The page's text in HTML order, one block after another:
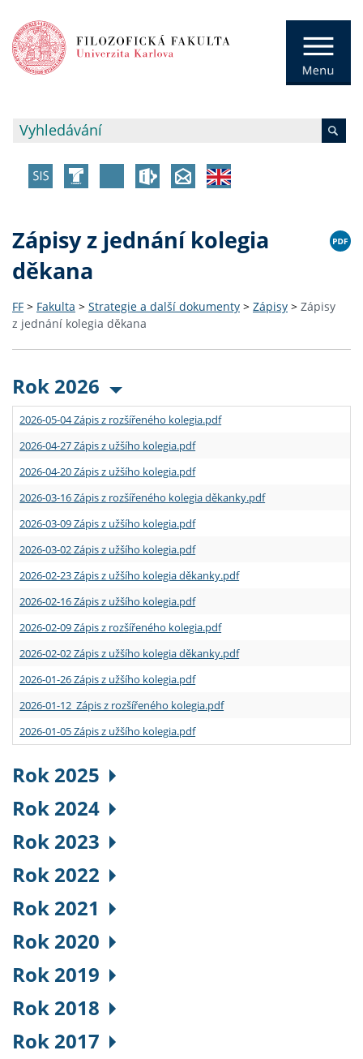
Zápisy z jednání kolegia
děkana
FF > Fakulta > Strategie a další dokumenty > Zápisy > Zápisy
z jednání kolegia děkana
Rok 2026
2026-05-04 Zápis z rozšířeného kolegia.pdf
2026-04-27 Zápis z užšího kolegia.pdf
2026-04-20 Zápis z užšího kolegia.pdf
2026-03-16 Zápis z rozšířeného kolegia děkanky.pdf
2026-03-09 Zápis z užšího kolegia.pdf
2026-03-02 Zápis z užšího kolegia.pdf
2026-02-23 Zápis z užšího kolegia děkanky.pdf
2026-02-16 Zápis z užšího kolegia.pdf
2026-02-09 Zápis z rozšířeného kolegia.pdf
2026-02-02 Zápis z užšího kolegia děkanky.pdf
2026-01-26 Zápis z užšího kolegia.pdf
2026-01-12 Zápis z rozšířeného kolegia.pdf
2026-01-05 Zápis z užšího kolegia.pdf
Rok 2025
Rok 2024
Rok 2023
Rok 2022
Rok 2021
Rok 2020
Rok 2019
Rok 2018
Rok 2017